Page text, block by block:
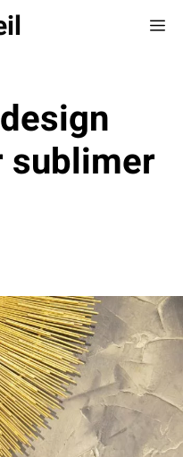
sublimer